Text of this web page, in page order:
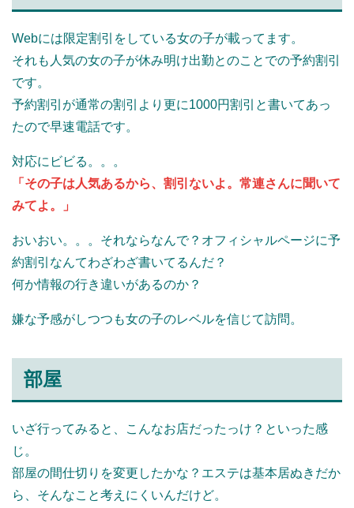
Webには限定割引をしている女の子が載ってます。
それも人気の女の子が休み明け出勤とのことでの予約割引
です。
予約割引が通常の割引より更に1000円割引と書いてあっ
たので早速電話です。
対応にビビる。。。
「その子は人気あるから、割引ないよ。常連さんに聞いて
みてよ。」
おいおい。。。それならなんで？オフィシャルページに予
約割引なんてわざわざ書いてるんだ？
何か情報の行き違いがあるのか？
嫌な予感がしつつも女の子のレベルを信じて訪問。
部屋
いざ行ってみると、こんなお店だったっけ？といった感
じ。
部屋の間仕切りを変更したかな？エステは基本居ぬきだか
ら、そんなこと考えにくいんだけど。